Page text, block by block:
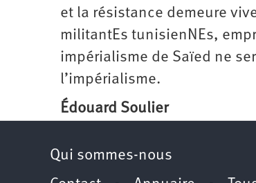
et la résistance demeure
militantEs tunisienNEs,
impérialisme de Saïed ne
l’impérialisme.
Édouard Soulier
Qui sommes-nous